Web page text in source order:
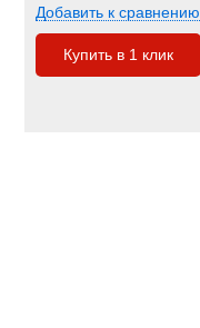
Добавить к сравнению
Купить в 1 клик